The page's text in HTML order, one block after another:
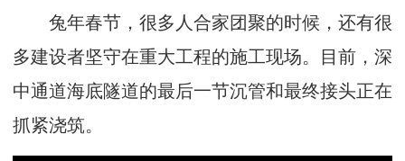
兔年春节，很多人合家团聚的时候，还有很
多建设者坚守在重大工程的施工现场。目前，深
中通道海底隧道的最后一节沉管和最终接头正在
抓紧浇筑。